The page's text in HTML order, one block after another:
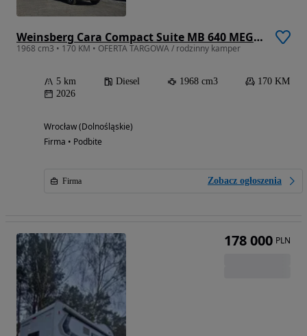
Weinsberg Cara Compact Suite MB 640 MEG EDITION [PEPPER)
1968 cm3 • 170 KM • OFERTA TARGOWA / rodzinny kamper
5 km Diesel 1968 cm3
170 KM
2026
Wrocław (Dolnośląskie)
Firma • Podbite
Firma Zobacz ogłoszenia
178 000 PLN